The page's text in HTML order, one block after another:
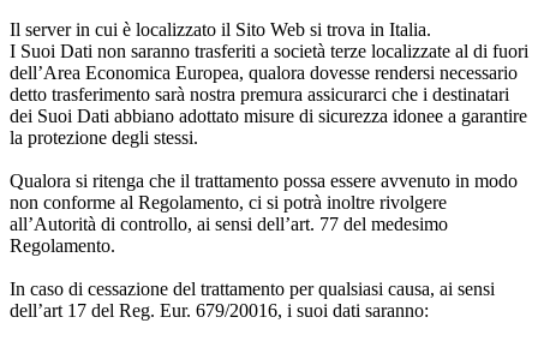
Il server in cui è localizzato il Sito Web si trova in Italia.
I Suoi Dati non saranno trasferiti a società terze localizzate al di fuori
dell’Area Economica Europea, qualora dovesse rendersi necessario
detto trasferimento sarà nostra premura assicurarci che i destinatari
dei Suoi Dati abbiano adottato misure di sicurezza idonee a garantire
la protezione degli stessi.
Qualora si ritenga che il trattamento possa essere avvenuto in modo
non conforme al Regolamento, ci si potrà inoltre rivolgere
all’Autorità di controllo, ai sensi dell’art. 77 del medesimo
Regolamento.
In caso di cessazione del trattamento per qualsiasi causa, ai sensi
dell’art 17 del Reg. Eur. 679/20016, i suoi dati saranno: